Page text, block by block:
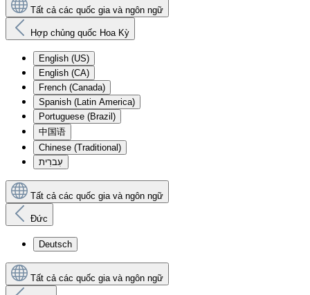
Tất cả các quốc gia và ngôn ngữ
Hợp chủng quốc Hoa Kỳ
English (US)
English (CA)
French (Canada)
Spanish (Latin America)
Portuguese (Brazil)
中国语
Chinese (Traditional)
עִברִית
Tất cả các quốc gia và ngôn ngữ
Đức
Deutsch
Tất cả các quốc gia và ngôn ngữ